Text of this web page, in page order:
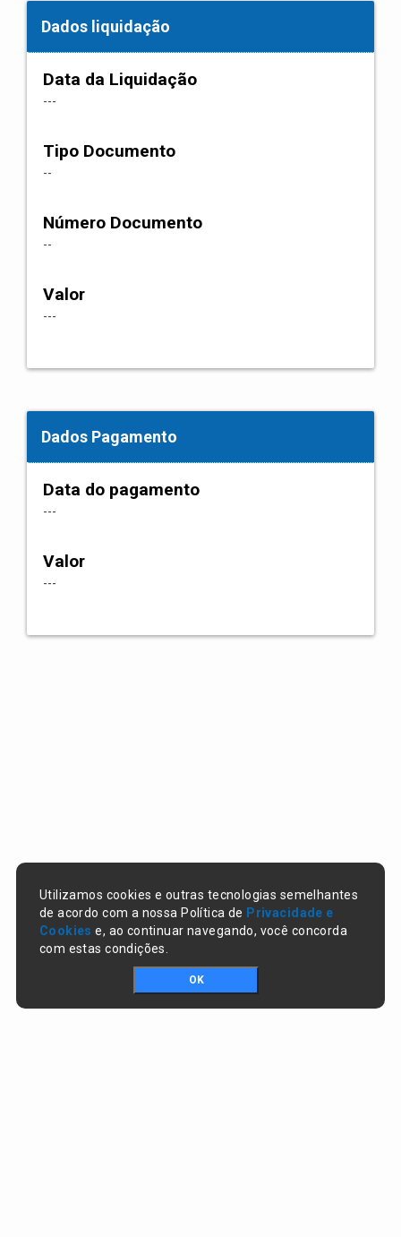
Dados liquidação
Data da Liquidação
---
Tipo Documento
--
Número Documento
--
Valor
---
Dados Pagamento
Data do pagamento
---
Valor
---
Utilizamos cookies e outras tecnologias semelhantes
de acordo com a nossa Política de Privacidade e
Cookies e, ao continuar navegando, você concorda
com estas condições.
OK